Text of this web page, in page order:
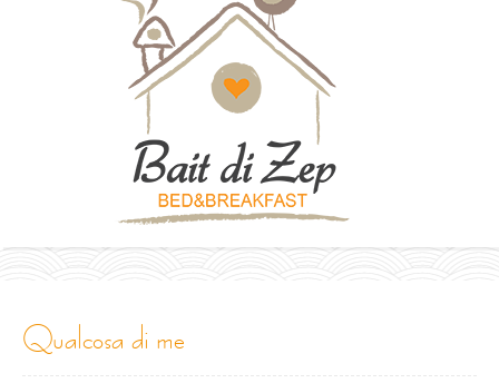
qualcosa di me